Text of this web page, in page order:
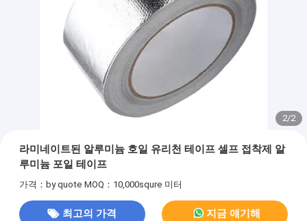
2/2
라미네이트된 알루미늄 호일 유리천 테이프 셀프 접착제 알
루미늄 포일 테이프
가격：by quote MOQ：10,000squre 미터
최고의 가격 지금 얘기해